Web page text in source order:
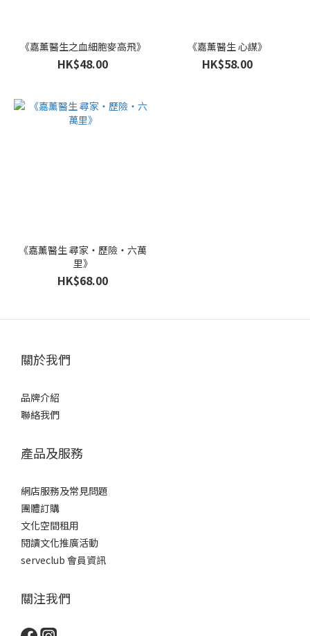
《嘉薰醫生之血細胞麥高飛》
HK$48.00
《嘉薰醫生 心謀》
HK$58.00
《嘉薰醫生 尋家‧歷險‧六萬
里》
HK$68.00
關於我們
品牌介紹
聯絡我們
產品及服務
網店服務及常見問題
團體訂購
文化空間租用
閱讀文化推廣活動
serveclub 會員資訊
關注我們